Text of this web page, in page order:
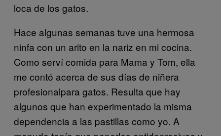
loca de los gatos.
Hace algunas semanas tuve una hermosa
ninfa con un arito en la nariz en mi cocina.
Como serví comida para Mama y Tom, ella
me contó acerca de sus días de niñera
profesionalpara gatos. Resulta que hay
algunos que han experimentado la misma
dependencia a las pastillas como yo. A